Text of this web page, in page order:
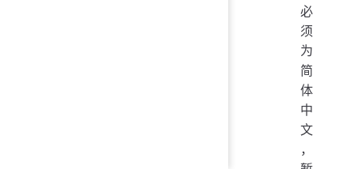
必
须
为
简
体
中
文
，